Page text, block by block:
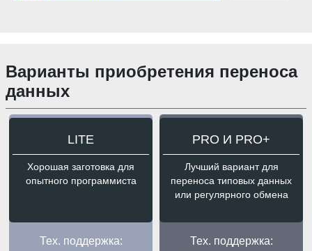
Варианты приобретения переноса
данных
LITE
Хорошая заготовка для
опытного программиста
Тех. поддержка:
PRO И PRO+
Лучший вариант для
переноса типовых данных
или регулярного обмена
Тех. поддержка: